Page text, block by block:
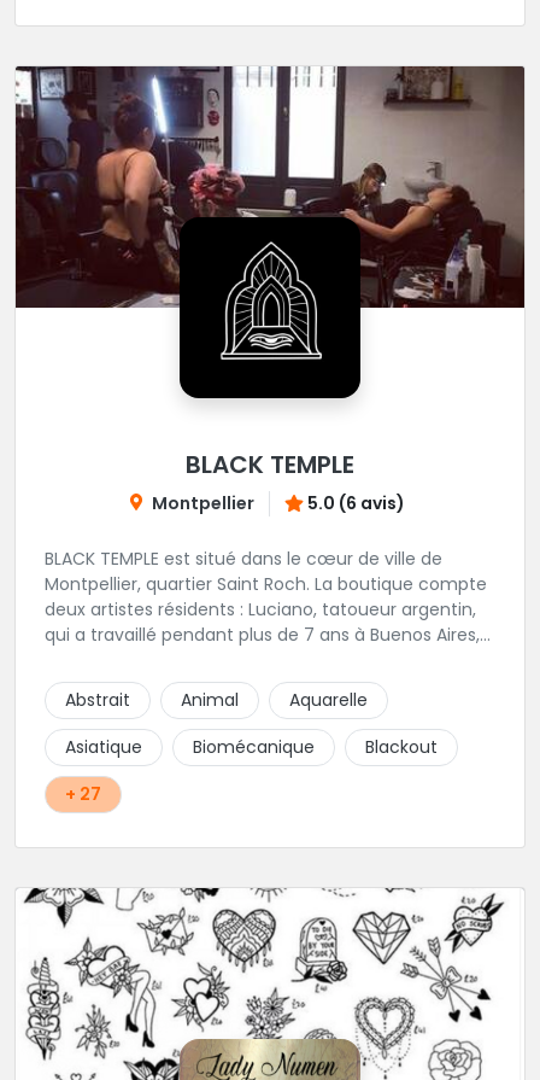
BLACK TEMPLE
Montpellier 5.0 (6 avis)
BLACK TEMPLE est situé dans le cœur de ville de
Montpellier, quartier Saint Roch. La boutique compte
deux artistes résidents : Luciano, tatoueur argentin,
qui a travaillé pendant plus de 7 ans à Buenos Aires,
qui a travaillé dans plusieurs boutiques de la ville
avant de rejoindre notre équipe. La boutique
accueille plusieurs artistes tatoueurs en tant que
guests tout au long de l'année afin de proposer
d'autres styles.
Abstrait Animal
Aquarelle
Asiatique
Biomécanique
Blackout
+ 27